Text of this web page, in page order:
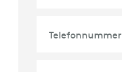
Telefonnummer